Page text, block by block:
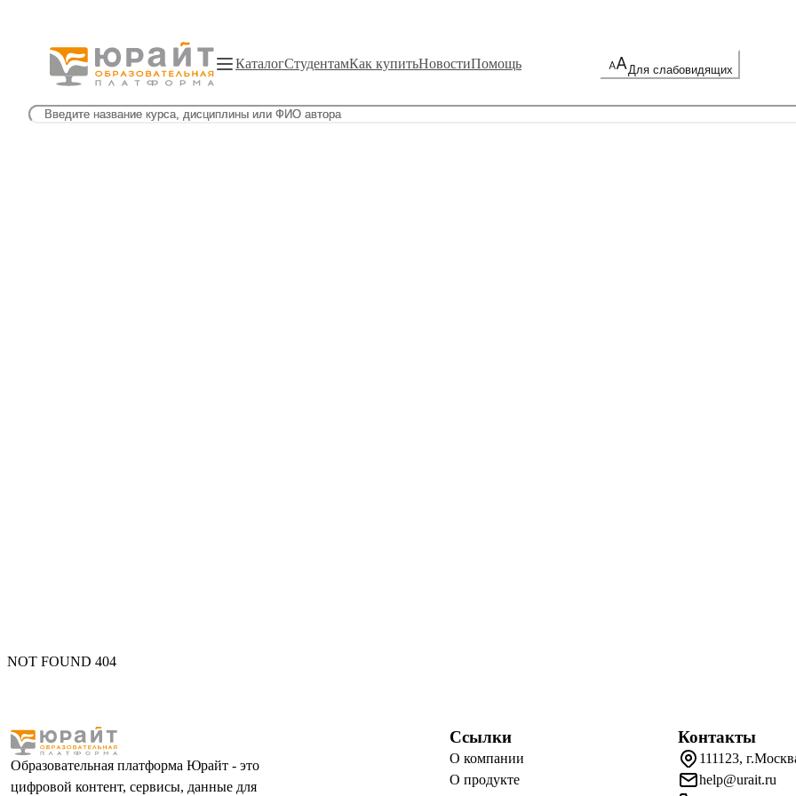
КаталогСтудентамКак купитьНовостиПомощь Для слабовидящих
NOT FOUND 404
Образовательная платформа Юрайт - это
цифровой контент, сервисы, данные для
Ссылки
О компании
О продукте
Контакты
111123,
help@urait.ru